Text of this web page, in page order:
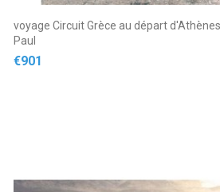
voyage Circuit Grèce au départ
Paul
Price
€901